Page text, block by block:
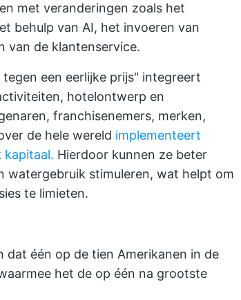
met veranderingen zoals het
behulp van AI, het invoeren van
van de klantenservice.
een eerlijke prijs" integreert
hotelontwerp en
franchisenemers, merken,
de hele wereld implementeert
kapitaal. Hierdoor kunnen ze beter
watergebruik stimuleren, wat helpt om
te limieten.
dat één op de tien Amerikanen in de
het de op één na grootste